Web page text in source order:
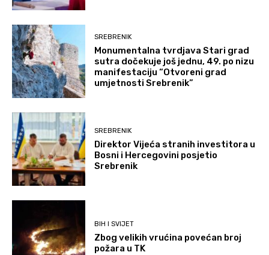
SREBRENIK
Monumentalna tvrdjava Stari grad
sutra dočekuje još jednu, 49. po nizu
manifestaciju “Otvoreni grad
umjetnosti Srebrenik”
SREBRENIK
Direktor Vijeća stranih investitora u
Bosni i Hercegovini posjetio
Srebrenik
BIH I SVIJET
Zbog velikih vrućina povećan broj
požara u TK